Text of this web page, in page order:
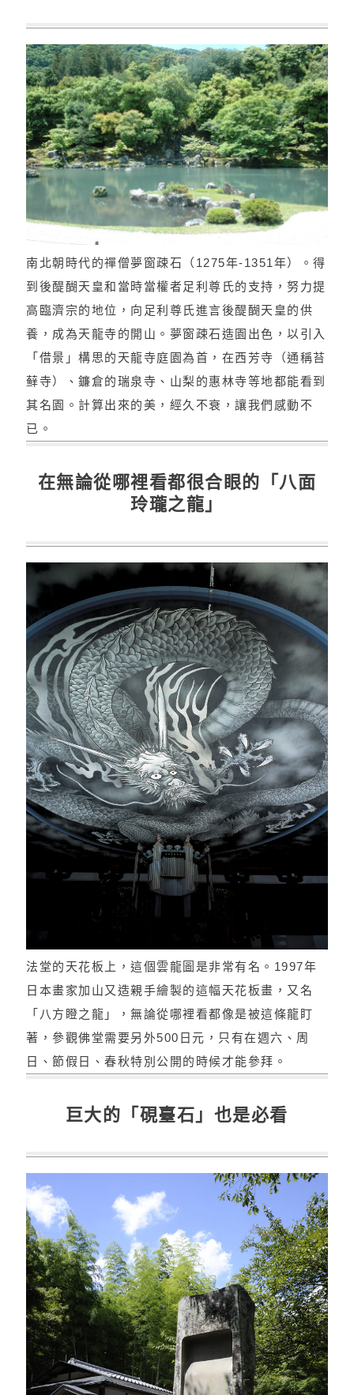
南北朝時代的禪僧夢窗疎石（1275年-1351年）。得
到後醍醐天皇和當時當權者足利尊氏的支持，努力提
高臨濟宗的地位，向足利尊氏進言後醍醐天皇的供
養，成為天龍寺的開山。夢窗疎石造園出色，以引入
「借景」構思的天龍寺庭園為首，在西芳寺（通稱苔
蘚寺）、鐮倉的瑞泉寺、山梨的惠林寺等地都能看到
其名園。計算出來的美，經久不衰，讓我們感動不
已。
在無論從哪裡看都很合眼的「八面
玲瓏之龍」
法堂的天花板上，這個雲龍圖是非常有名。1997年
日本畫家加山又造親手繪製的這幅天花板畫，又名
「八方瞪之龍」，無論從哪裡看都像是被這條龍盯
著，參觀佛堂需要另外500日元，只有在週六、周
日、節假日、春秋特別公開的時候才能參拜。
巨大的「硯臺石」也是必看